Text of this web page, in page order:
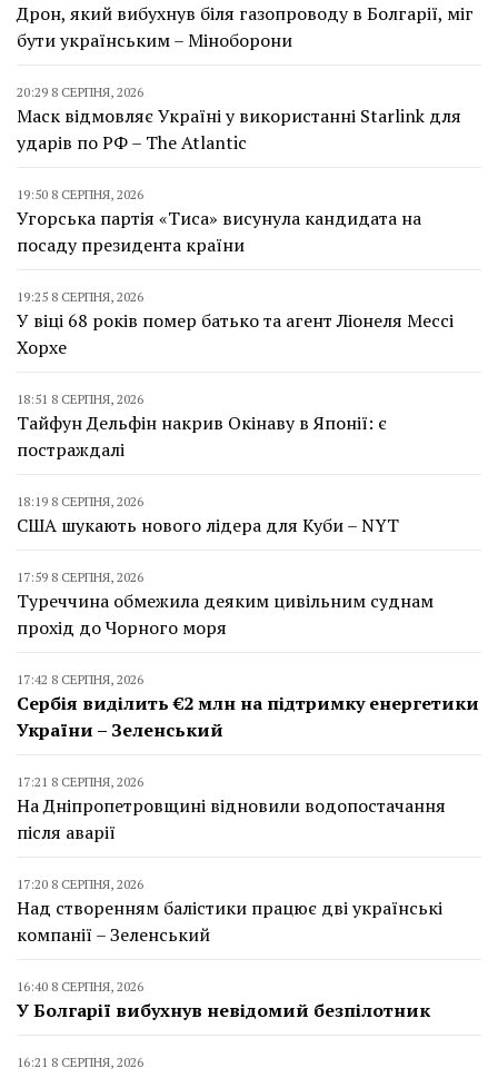
Дрон, який вибухнув біля газопроводу в Болгарії, міг
бути українським – Міноборони
20:29 8 СЕРПНЯ, 2026
Маск відмовляє Україні у використанні Starlink для
ударів по РФ – The Atlantic
19:50 8 СЕРПНЯ, 2026
Угорська партія «Тиса» висунула кандидата на
посаду президента країни
19:25 8 СЕРПНЯ, 2026
У віці 68 років помер батько та агент Ліонеля Мессі
Хорхе
18:51 8 СЕРПНЯ, 2026
Тайфун Дельфін накрив Окінаву в Японії: є
постраждалі
18:19 8 СЕРПНЯ, 2026
США шукають нового лідера для Куби – NYT
17:59 8 СЕРПНЯ, 2026
Туреччина обмежила деяким цивільним суднам
прохід до Чорного моря
17:42 8 СЕРПНЯ, 2026
Сербія виділить €2 млн на підтримку енергетики
України – Зеленський
17:21 8 СЕРПНЯ, 2026
На Дніпропетровщині відновили водопостачання
після аварії
17:20 8 СЕРПНЯ, 2026
Над створенням балістики працює дві українські
компанії – Зеленський
16:40 8 СЕРПНЯ, 2026
У Болгарії вибухнув невідомий безпілотник
16:21 8 СЕРПНЯ, 2026